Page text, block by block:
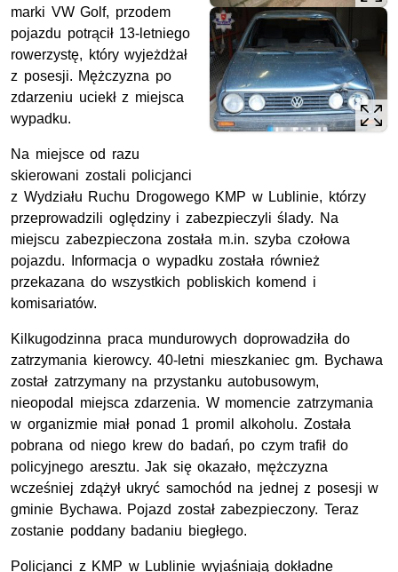
marki VW Golf, przodem
pojazdu potrącił 13-letniego
rowerzystę, który wyjeżdżał
z posesji. Mężczyzna po
zdarzeniu uciekł z miejsca
wypadku.
Na miejsce od razu
skierowani zostali policjanci
z Wydziału Ruchu Drogowego KMP w Lublinie, którzy
przeprowadzili oględziny i zabezpieczyli ślady. Na
miejscu zabezpieczona została m.in. szyba czołowa
pojazdu. Informacja o wypadku została również
przekazana do wszystkich pobliskich komend i
komisariatów.
Kilkugodzinna praca mundurowych doprowadziła do
zatrzymania kierowcy. 40-letni mieszkaniec gm. Bychawa
został zatrzymany na przystanku autobusowym,
nieopodal miejsca zdarzenia. W momencie zatrzymania
w organizmie miał ponad 1 promil alkoholu. Została
pobrana od niego krew do badań, po czym trafił do
policyjnego aresztu. Jak się okazało, mężczyzna
wcześniej zdążył ukryć samochód na jednej z posesji w
gminie Bychawa. Pojazd został zabezpieczony. Teraz
zostanie poddany badaniu biegłego.
Policjanci z KMP w Lublinie wyjaśniają dokładne